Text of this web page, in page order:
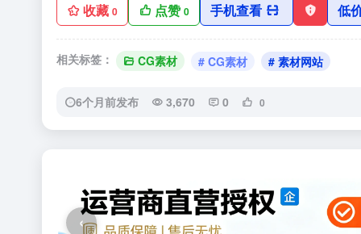
收藏 0 点赞0 手机查看 低
相关标签： CG素材 # CG素材 # 素材网站
6个月前发布 3,670 0 0
‹